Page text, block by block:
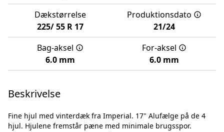
Dækstørrelse
225/ 55 R 17
Produktionsdato
21/24
Bag-aksel
6.0 mm
For-aksel
6.0 mm
Beskrivelse
Fine hjul med vinterdæk fra Imperial. 17" Alufælge på de 4
hjul. Hjulene fremstår pæne med minimale brugsspor.